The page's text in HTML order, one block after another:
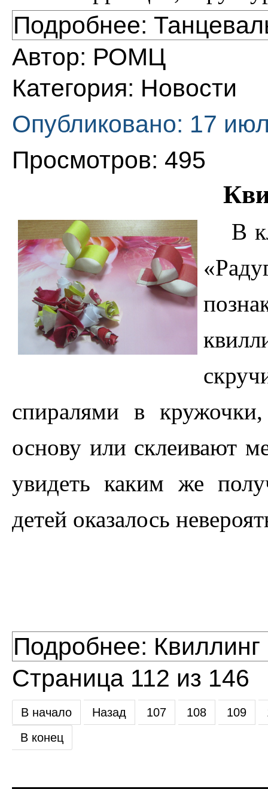
Подробнее:
Автор: РОМЦ
Категория: Новости
Опубликовано: 17
Просмотров: 495
В
спиралями в
основу или склеивают
увидеть каким же
детей оказалось
Подробнее: Квиллинг
Страница 112 из 146
В начало Назад 107 108 109
В конец